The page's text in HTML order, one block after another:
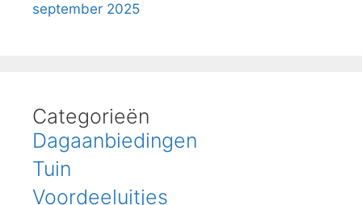
september 2025
Categorieën
Dagaanbiedingen
Tuin
Voordeeluitjes